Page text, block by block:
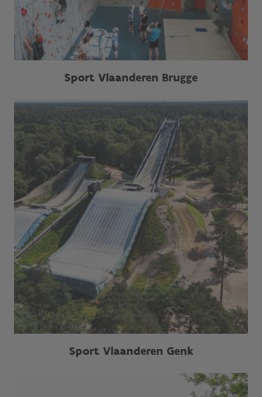
Sport Vlaanderen Brugge
Sport Vlaanderen Genk